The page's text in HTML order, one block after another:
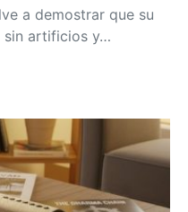
a demostrar que su
sin artificios y…